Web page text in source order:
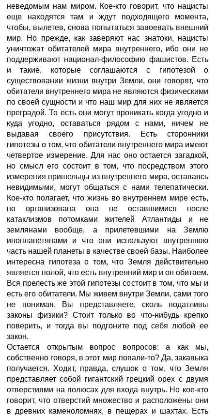
неведомым нам миром. Кое-кто говорит, что нацисты
еще находятся там и ждут подходящего момента,
чтобы, вылетев, снова попытаться завоевать внешний
мир. Но прежде, как заверяют нас знатоки, нацисты
уничтожат обитателей мира внутреннего, ибо они не
поддерживают национал-философию фашистов. Есть
и такие, которые соглашаются с гипотезой о
существовании жизни внутри Земли, они говорят, что
обитатели внутреннего мира не являются физическими
по своей сущности и что наш мир для них не является
преградой. То есть они могут проникать когда угодно и
куда угодно, оставаться рядом с нами, ничем не
выдавая своего присутствия. Есть сторонники
гипотезы о том, что обитатели внутреннего мира имеют
четвертое измерение. Для нас оно остается загадкой,
но смысл его состоит в том, что посредством этого
измерения пришельцы из внутреннего мира, оставаясь
невидимыми, могут общаться с нами телепатически.
Кое-кто полагает, что жизнь во внутреннем мире есть,
но организована она не оставшимися после
катаклизмов потомками жителей Атлантиды и не
землянами вообще, а прилетевшими на Землю
инопланетянами и что они используют внутреннюю
часть нашей планеты в качестве своей базы. Наиболее
интересна гипотеза о том, что Земля действительно
является полой, что есть внутренний мир и он обитаем.
Вся прелесть же этой гипотезы состоит в том, что мы и
есть его обитатели. Мы живем внутри Земли, сами того
не понимая. Вы представляете, сколь податливы
законы физики? Стоит только во что-нибудь крепко
поверить, и тогда вы подгоните под себя любой ее
закон.
Остается открытым вопрос вопросов: а как мы,
собственно говоря, в этот мир попали-то? Да, закавыка
получается. Ходит, правда, слушок о том, что Земля
представляет собой гигантский грецкий орех с двумя
отверстиями на полюсах для входа внутрь. Но кое-кто
говорит, что отверстий множество и расположены они
в древних каменоломнях, в пещерах и шахтах. Есть